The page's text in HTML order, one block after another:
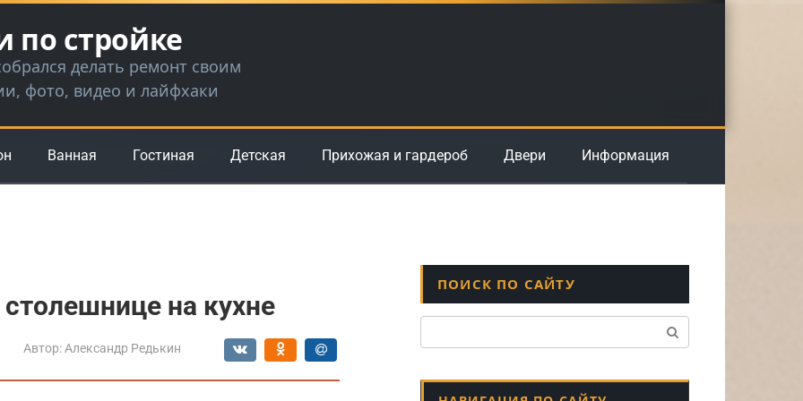
по стройке
делать ремонт своим
фото, видео и лайфхаки
Ванная Гостиная Детская Прихожая и гардероб Двери Информация
на кухне
Автор: Александр Редькин
ПОИСК ПО САЙТУ